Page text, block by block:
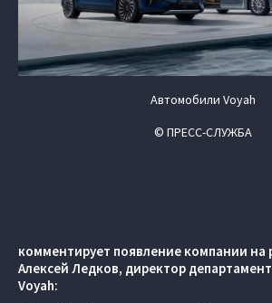
Автомобили Voyah
© ПРЕСС-СЛУЖБА
комментирует появление компании на
Алексей Ледков, директор
Voyah: